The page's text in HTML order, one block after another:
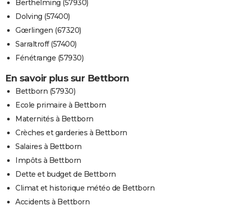
Berthelming (57930)
Dolving (57400)
Gœrlingen (67320)
Sarraltroff (57400)
Fénétrange (57930)
En savoir plus sur Bettborn
Bettborn (57930)
Ecole primaire à Bettborn
Maternités à Bettborn
Crèches et garderies à Bettborn
Salaires à Bettborn
Impôts à Bettborn
Dette et budget de Bettborn
Climat et historique météo de Bettborn
Accidents à Bettborn